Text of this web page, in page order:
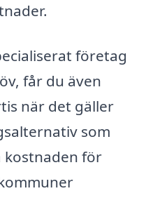
företag
får du även
när det gäller
som
kostnaden för